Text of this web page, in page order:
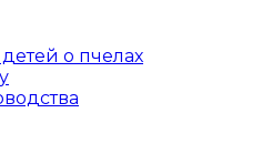
о пчелах